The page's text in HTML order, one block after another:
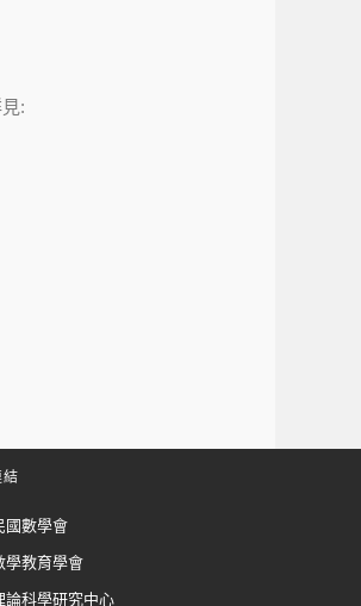
:
結
國數學會
學教育學會
論科學研究中心